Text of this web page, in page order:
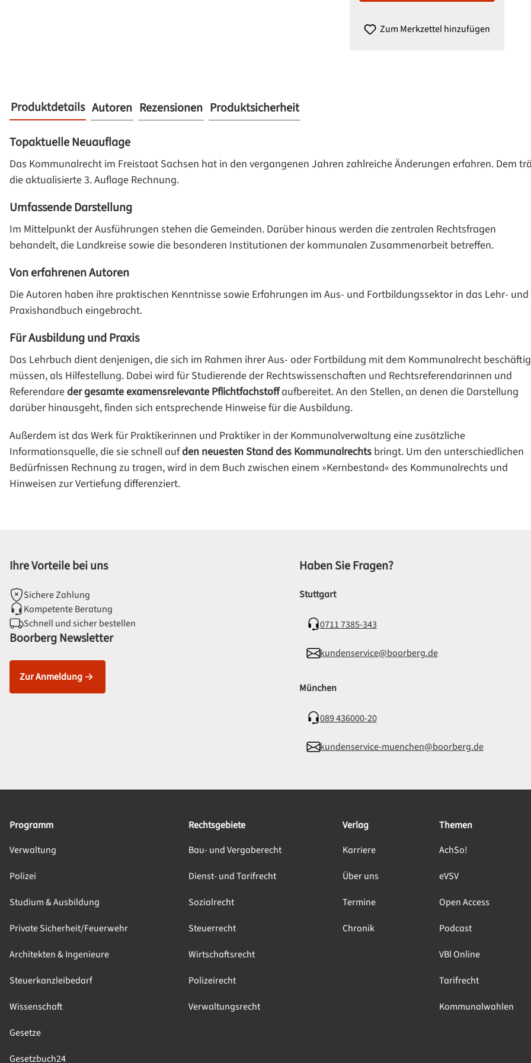
Zum Merkzettel hinzufügen
Produktdetails
Topaktuelle Neuauflage
Das Kommunalrecht im Freistaat Sachsen hat in den vergangenen Jahren zahlreiche Änderungen erfahren. Dem
die aktualisierte 3. Auflage Rechnung.
Umfassende Darstellung
Im Mittelpunkt der Ausführungen stehen die Gemeinden. Darüber hinaus werden die zentralen Rechtsfragen
behandelt, die Landkreise sowie die besonderen Institutionen der kommunalen Zusammenarbeit betreffen.
Von erfahrenen Autoren
Die Autoren haben ihre praktischen Kenntnisse sowie Erfahrungen im Aus- und Fortbildungssektor in das Lehr- und
Praxishandbuch eingebracht.
Für Ausbildung und Praxis
Das Lehrbuch dient denjenigen, die sich im Rahmen ihrer Aus- oder Fortbildung mit dem Kommunalrecht
müssen, als Hilfestellung. Dabei wird für Studierende der Rechtswissenschaften und Rechtsreferendarinnen und
Referendareder gesamte examensrelevante Pflichtfachstoffaufbereitet. An den Stellen, an denen die Darstellung
darüber hinausgeht, finden sich entsprechende Hinweise für die Ausbildung.
Außerdem ist das Werk für Praktikerinnen und Praktiker in der Kommunalverwaltung eine zusätzliche
Informationsquelle, die sie schnell aufden neuesten Stand des Kommunalrechts bringt. Um den unterschiedlichen
Bedürfnissen Rechnung zu tragen, wird in dem Buch zwischen einem »Kernbestand« des Kommunalrechts und
Hinweisen zur Vertiefung differenziert.
Autoren Rezensionen Produktsicherheit
Ihre Vorteile bei uns
Sichere Zahlung
Kompetente Beratung
Schnell und sicher bestellen
Boorberg Newsletter
Zur Anmeldung
Haben Sie Fragen?
Stuttgart
0711 7385-343
kundenservice@boorberg.de
München
089 436000-20
kundenservice-muenchen@boorberg.de
Programm
Verwaltung
Polizei
Studium & Ausbildung
Private Sicherheit/Feuerwehr
Architekten & Ingenieure
Steuerkanzleibedarf
Wissenschaft
Gesetze
Gesetzbuch24
Rechtsgebiete
Bau- und Vergaberecht
Dienst- und Tarifrecht
Sozialrecht
Steuerrecht
Wirtschaftsrecht
Polizeirecht
Verwaltungsrecht
Verlag
Karriere
Über uns
Termine
Chronik
Themen
AchSo!
eVSV
Open Access
Podcast
VBl Online
Tarifrecht
Kommunalwahlen